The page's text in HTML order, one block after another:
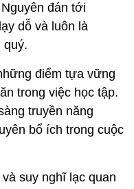
đán tới
dỗ và luôn là
quý.
điểm tựa vững
trong việc học tập.
truyền năng
bổ ích trong cuộc
suy nghĩ lạc quan